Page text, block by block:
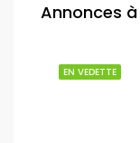
Annonces à
EN VEDETTE